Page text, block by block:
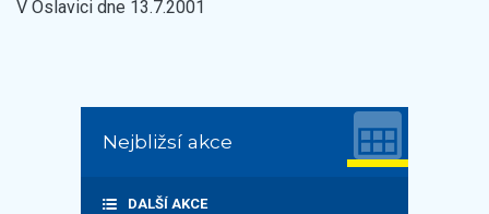
V Oslavici dne 13.7.2001
Nejbližsí akce
DALŠÍ AKCE